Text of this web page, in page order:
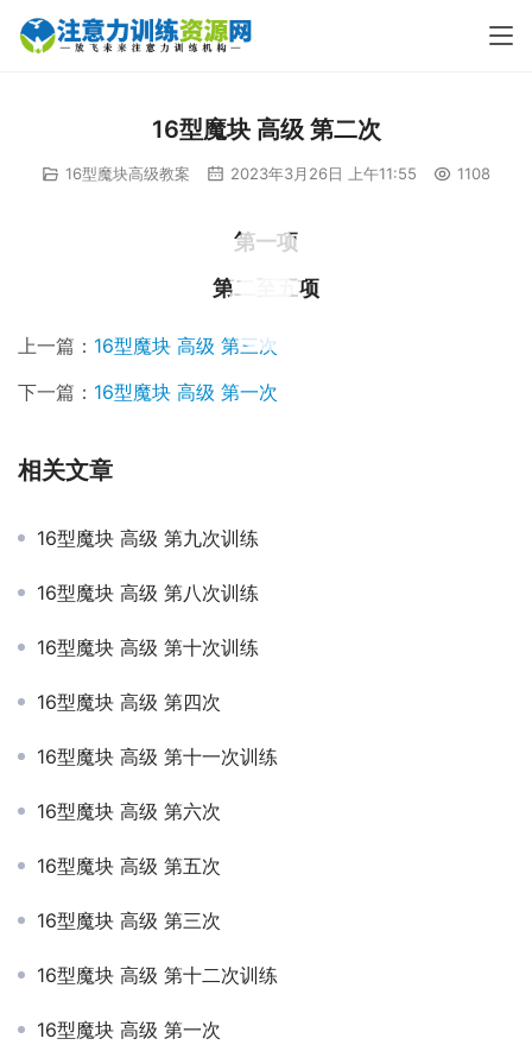
16型魔块 高级 第二次
16型魔块高级教案 2023年3月26日 上午11:55 1108
第一项
第二至五项
上一篇： 16型魔块 高级 第三次
下一篇： 16型魔块 高级 第一次
相关文章
16型魔块 高级 第九次训练
16型魔块 高级 第八次训练
16型魔块 高级 第十次训练
16型魔块 高级 第四次
16型魔块 高级 第十一次训练
16型魔块 高级 第六次
16型魔块 高级 第五次
16型魔块 高级 第三次
16型魔块 高级 第十二次训练
16型魔块 高级 第一次